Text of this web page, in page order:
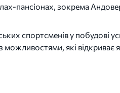
пансіонах, зокрема
спортсменів у побудові
які відкриває